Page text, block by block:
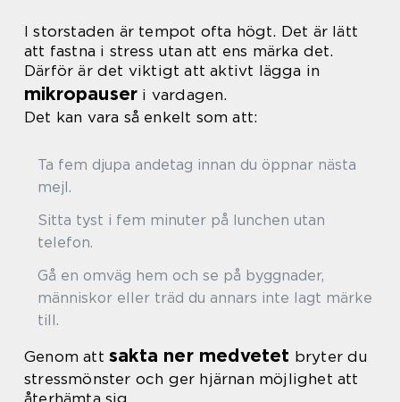
I storstaden är tempot ofta högt. Det är lätt
att fastna i stress utan att ens märka det.
Därför är det viktigt att aktivt lägga in
mikropauser i vardagen.
Det kan vara så enkelt som att:
Ta fem djupa andetag innan du öppnar nästa
mejl.
Sitta tyst i fem minuter på lunchen utan
telefon.
Gå en omväg hem och se på byggnader,
människor eller träd du annars inte lagt märke
till.
Genom att sakta ner medvetet bryter du
stressmönster och ger hjärnan möjlighet att
återhämta sig.